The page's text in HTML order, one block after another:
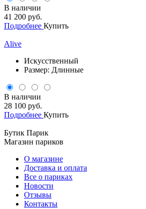
В наличии
41 200 руб.
Подробнее Купить
Alive
Искусственный
Размер: Длинные
В наличии
28 100 руб.
Подробнее Купить
Бутик Парик
Магазин париков
О магазине
Доставка и оплата
Все о париках
Новости
Отзывы
Контакты